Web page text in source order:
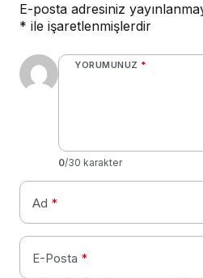
E-posta adresiniz
* ile işaretlenmişlerdir
YORUMUNUZ *
0/30 karakter
Ad *
E-Posta *